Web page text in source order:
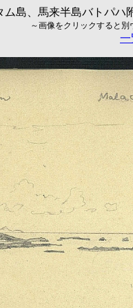
ム島、馬来半島バトパハ
～画像をクリックすると
一